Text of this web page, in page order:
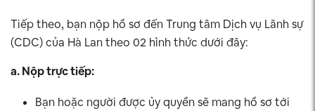
Tiếp theo, bạn nộp hồ sơ đến Trung tâm Dịch vụ Lãnh sự
(CDC) của Hà Lan theo 02 hình thức dưới đây:
a. Nộp trực tiếp:
Bạn hoặc người được ủy quyền sẽ mang hồ sơ tới